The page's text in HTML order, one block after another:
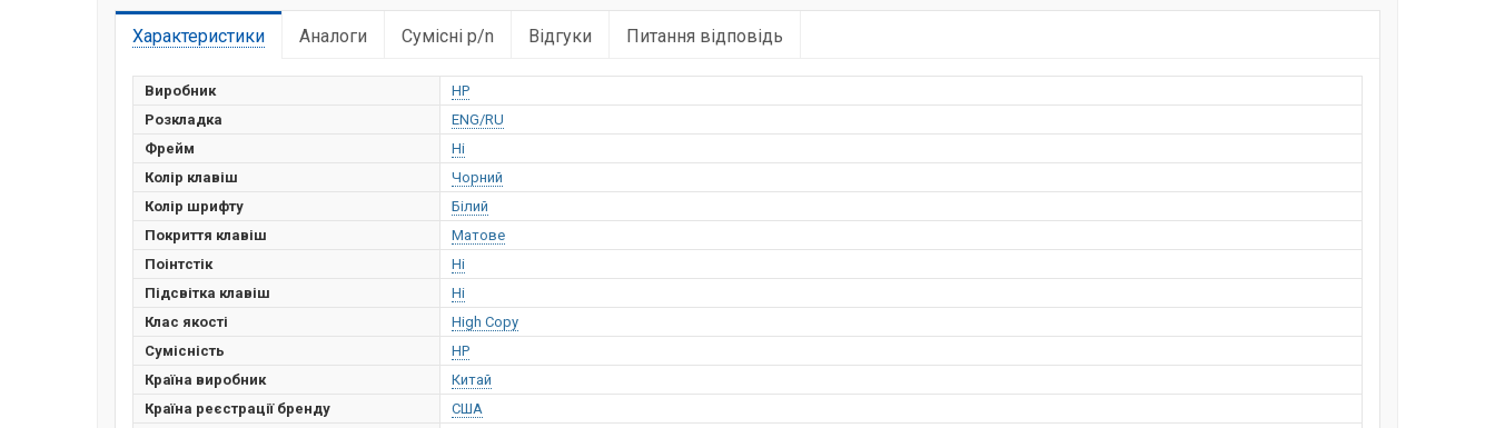
Характеристики Аналоги Сумісні p/n Відгуки Питання відповідь
Виробник
HP
Розкладка
ENG/RU
Фрейм
Ні
Колір клавіш
Чорний
Колір шрифту
Білий
Покриття клавіш
Матове
Поінтстік
Ні
Підсвітка клавіш
Ні
Клас якості
High Copy
Сумісність
HP
Країна виробник
Китай
Країна реєстрації бренду
США